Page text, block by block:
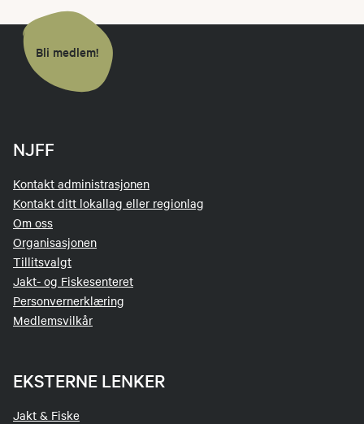
Bli medlem!
NJFF
Kontakt administrasjonen
Kontakt ditt lokallag eller regionlag
Om oss
Organisasjonen
Tillitsvalgt
Jakt- og Fiskesenteret
Personvernerklæring
Medlemsvilkår
EKSTERNE LENKER
Jakt & Fiske